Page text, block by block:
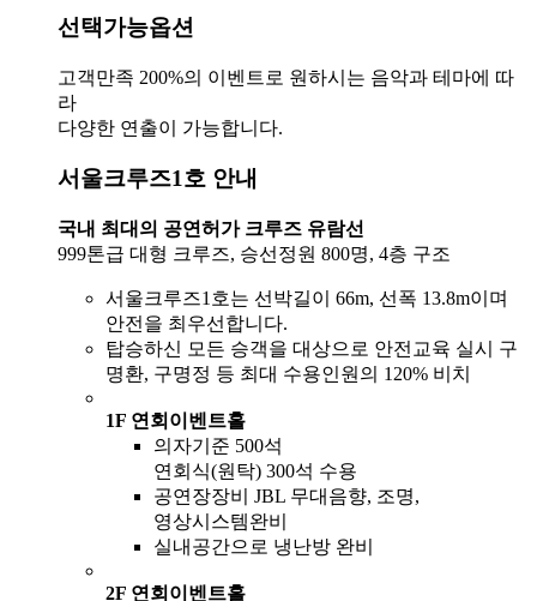
선택가능옵션
고객만족 200%의 이벤트로 원하시는 음악과 테마에 따
라
다양한 연출이 가능합니다.
서울크루즈1호 안내
국내 최대의 공연허가 크루즈 유람선
999톤급 대형 크루즈, 승선정원 800명, 4층 구조
서울크루즈1호는 선박길이 66m, 선폭 13.8m이며
안전을 최우선합니다.
탑승하신 모든 승객을 대상으로 안전교육 실시 구
명환, 구명정 등 최대 수용인원의 120% 비치
1F 연회이벤트홀
의자기준 500석
연회식(원탁) 300석 수용
공연장장비 JBL 무대음향, 조명,
영상시스템완비
실내공간으로 냉난방 완비
2F 연회이벤트홀